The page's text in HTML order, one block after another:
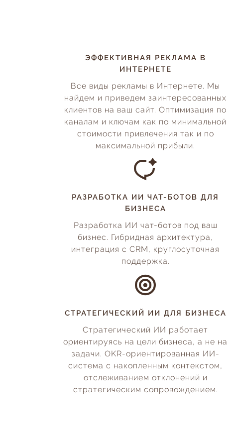
ЭФФЕКТИВНАЯ РЕКЛАМА В
ИНТЕРНЕТЕ
Все виды рекламы в Интернете. Мы
найдем и приведем заинтересованных
клиентов на ваш сайт. Оптимизация по
каналам и ключам как по минимальной
стоимости привлечения так и по
максимальной прибыли.
РАЗРАБОТКА ИИ ЧАТ-БОТОВ ДЛЯ
БИЗНЕСА
Разработка ИИ чат-ботов под ваш
бизнес. Гибридная архитектура,
интеграция с CRM, круглосуточная
поддержка.
СТРАТЕГИЧЕСКИЙ ИИ ДЛЯ БИЗНЕСА
Стратегический ИИ работает
ориентируясь на цели бизнеса, а не на
задачи. OKR-ориентированная ИИ-
система с накопленным контекстом,
отслеживанием отклонений и
стратегическим сопровождением.